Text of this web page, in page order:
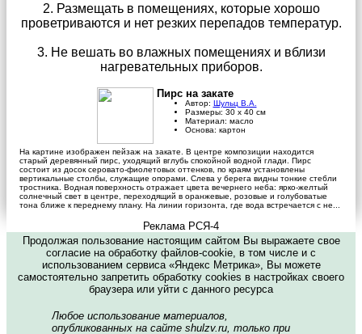
2. Размещать в помещениях, которые хорошо
проветриваются и нет резких перепадов температур.
3. Не вешать во влажных помещениях и вблизи
нагревательных приборов.
Пирс на закате
Автор: Шульц В.А.
Размеры: 30х 40см
Материал: масло
Основа: картон
На картине изображен пейзаж на закате. В центре композиции находится
старый деревянный пирс, уходящий вглубь спокойной водной глади. Пирс
состоит из досок серовато-фиолетовых оттенков, по краям установлены
вертикальные столбы, служащие опорами. Слева у берега видны тонкие стебли
тростника. Водная поверхность отражает цвета вечернего неба: ярко-желтый
солнечный свет в центре, переходящий в оранжевые, розовые и голубоватые
тона ближе к переднему плану. На линии горизонта, где вода встречается с не...
Реклама РСЯ-4
Продолжая пользование настоящим сайтом Вы выражаете свое
согласие на обработку файлов-cookie, в том числе и с
использованием сервиса «Яндекс Метрика», Вы можете
самостоятельно запретить обработку cookies в настройках своего
браузера или уйти с данного ресурса
Любое использование материалов,
опубликованных на сайте shulzv.ru, только при